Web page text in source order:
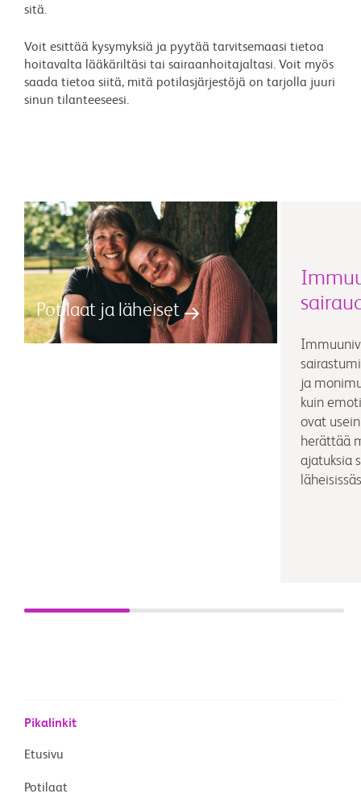
sitä.
Voit esittää kysymyksiä ja pyytää tarvitsemaasi tietoa
hoitavalta lääkäriltäsi tai sairaanhoitajaltasi. Voit myös
saada tietoa siitä, mitä potilasjärjestöjä on tarjolla juuri
sinun tilanteeseesi.
Potilaat ja läheiset
ja
kuin
ovat
herättää
ajatuksia
Pikalinkit
Etusivu
Potilaat